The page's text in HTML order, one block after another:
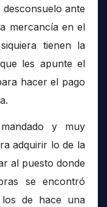
ante
mercancía en el
tienen la
les apunte el
hacer el pago
y muy
adquirir lo de la
al puesto donde
se encontró
de hace una